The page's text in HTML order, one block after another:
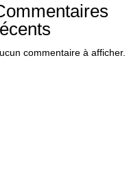
commentaire à afficher.